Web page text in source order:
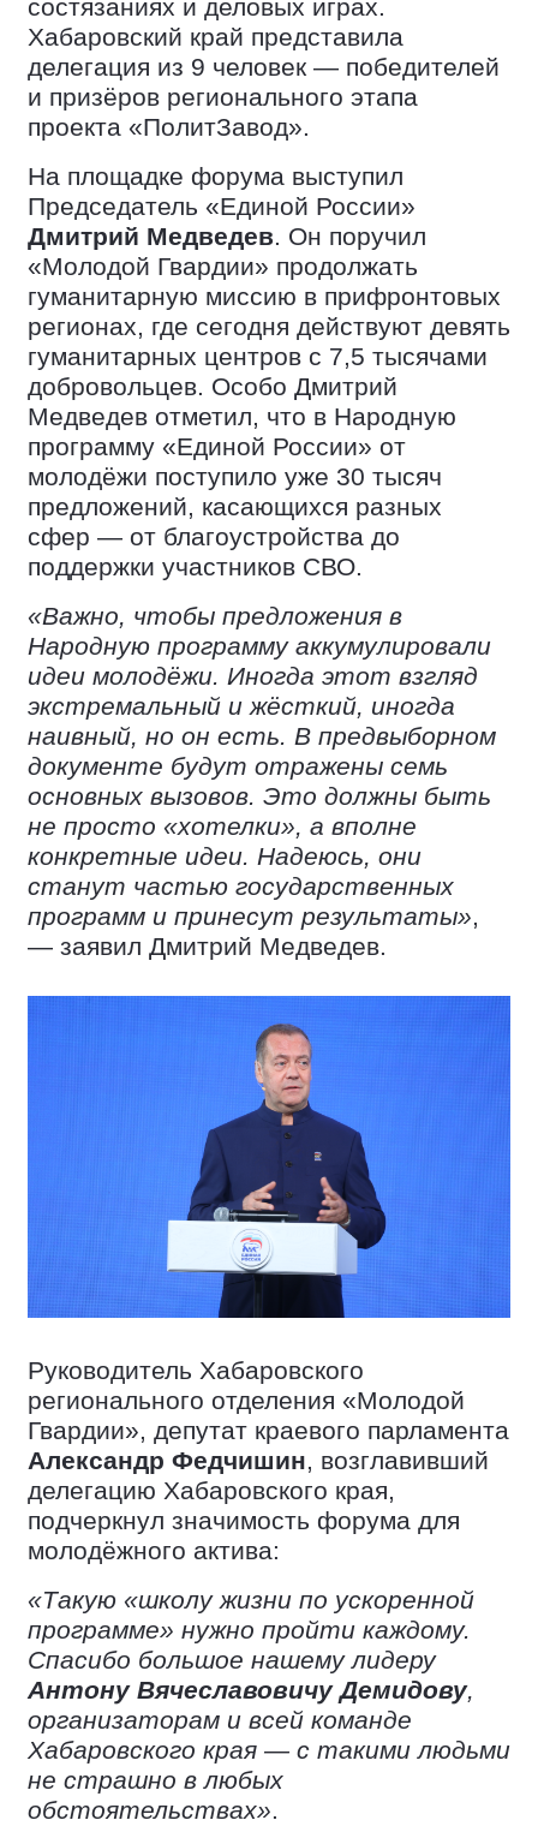
состязаниях и деловых играх.
Хабаровский край представила
делегация из 9 человек — победителей
и призёров регионального этапа
проекта «ПолитЗавод».
На площадке форума выступил
Председатель «Единой России»
Дмитрий Медведев. Он поручил
«Молодой Гвардии» продолжать
гуманитарную миссию в прифронтовых
регионах, где сегодня действуют девять
гуманитарных центров с 7,5 тысячами
добровольцев. Особо Дмитрий
Медведев отметил, что в Народную
программу «Единой России» от
молодёжи поступило уже 30 тысяч
предложений, касающихся разных
сфер — от благоустройства до
поддержки участников СВО.
«Важно, чтобы предложения в
Народную программу аккумулировали
идеи молодёжи. Иногда этот взгляд
экстремальный и жёсткий, иногда
наивный, но он есть. В предвыборном
документе будут отражены семь
основных вызовов. Это должны быть
не просто «хотелки», а вполне
конкретные идеи. Надеюсь, они
станут частью государственных
программ и принесут результаты»,
— заявил Дмитрий Медведев.
Руководитель Хабаровского
регионального отделения «Молодой
Гвардии», депутат краевого парламента
Александр Федчишин, возглавивший
делегацию Хабаровского края,
подчеркнул значимость форума для
молодёжного актива:
«Такую «школу жизни по ускоренной
программе» нужно пройти каждому.
Спасибо большое нашему лидеру
Антону Вячеславовичу Демидову,
организаторам и всей команде
Хабаровского края — с такими людьми
не страшно в любых
обстоятельствах».